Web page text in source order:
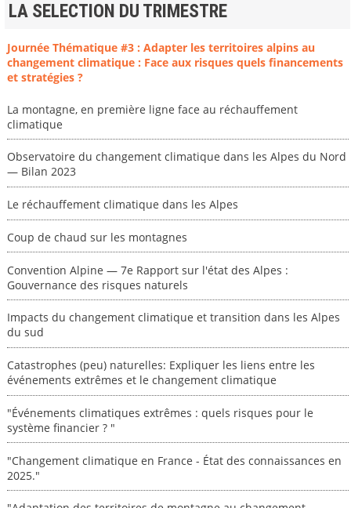
LA SELECTION DU TRIMESTRE
Journée Thématique #3 : Adapter les territoires alpins au
changement climatique : Face aux risques quels financements
et stratégies ?
La montagne, en première ligne face au réchauffement
climatique
Observatoire du changement climatique dans les Alpes du Nord
— Bilan 2023
Le réchauffement climatique dans les Alpes
Coup de chaud sur les montagnes
Convention Alpine — 7e Rapport sur l'état des Alpes :
Gouvernance des risques naturels
Impacts du changement climatique et transition dans les Alpes
du sud
Catastrophes (peu) naturelles: Expliquer les liens entre les
événements extrêmes et le changement climatique
"Événements climatiques extrêmes : quels risques pour le
système financier ? "
"Changement climatique en France - État des connaissances en
2025."